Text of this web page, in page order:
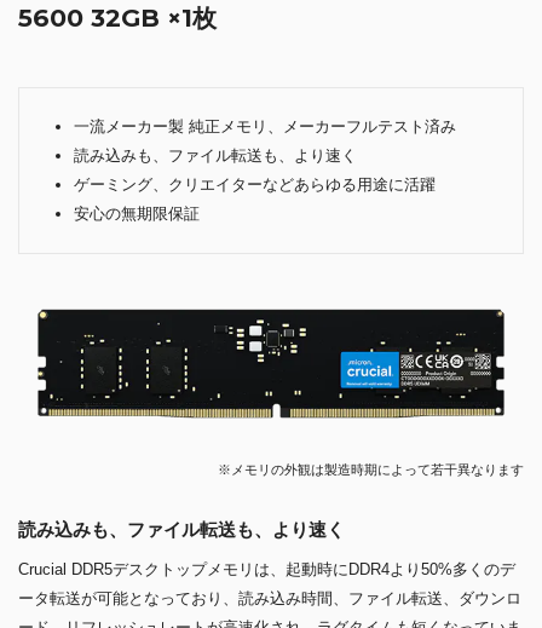
5600 32GB ×1枚
一流メーカー製 純正メモリ、メーカーフルテスト済み
読み込みも、ファイル転送も、より速く
ゲーミング、クリエイターなどあらゆる用途に活躍
安心の無期限保証
※メモリの外観は製造時期によって若干異なります
読み込みも、ファイル転送も、より速く
Crucial DDR5デスクトップメモリは、起動時にDDR4より50%多くのデ
ータ転送が可能となっており、読み込み時間、ファイル転送、ダウンロ